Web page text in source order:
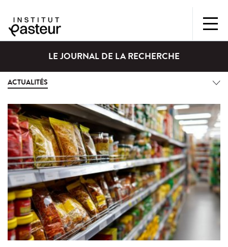
LE JOURNAL DE LA RECHERCHE
ACTUALITÉS